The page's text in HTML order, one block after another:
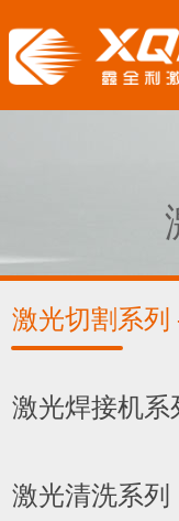
激光切割系列
激光焊接机系
激光清洗系列